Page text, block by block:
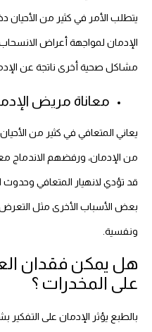
يتطلب الأمر في كثير من الأحيان
الإدمان لمواجهة أعراض
مشاكل صحية أخرى ناتجة عن
معاناة مريض
يعاني المتعافي في كثير من
من الإدمان، ورفضهم الاندماج
قد تؤدي لانهيار المتعافي وحدوث
بعض الأسباب الأخرى مثل
ونفسية.
هل يمكن فقدان
على المخدرات ؟
بالطبع يؤثر الإدمان على التفكير